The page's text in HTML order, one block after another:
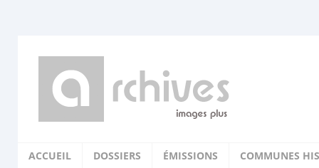
ACCUEIL DOSSIERS ÉMISSIONS COMMUNES